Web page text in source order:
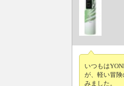
いつもは
が、軽い冒険
みました。